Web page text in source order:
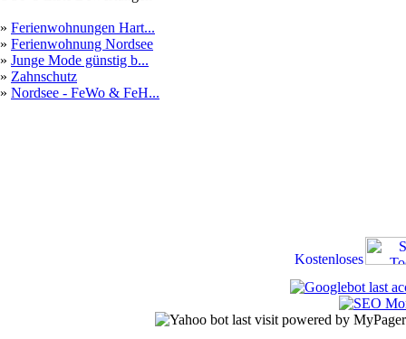
» Ferienwohnungen Hart...
» Ferienwohnung Nordsee
» Junge Mode günstig b...
» Zahnschutz
» Nordsee - FeWo & FeH...